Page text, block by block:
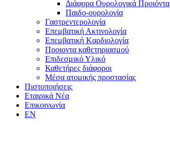
Διάφορα Ουρολογικά Προιόντα
Παιδο-ουρολογία
Γαστρεντερολογία
Επεμβατική Ακτινολογία
Επεμβατική Kαρδιολογία
Προιοντα καθετηριασμού
Επιδεσμικό Υλικό
Καθετήρες διάφοροι
Μέσα ατομικής προστασίας
Πιστοποιήσεις
Εταιρικά Νέα
Επικοινωνία
EN